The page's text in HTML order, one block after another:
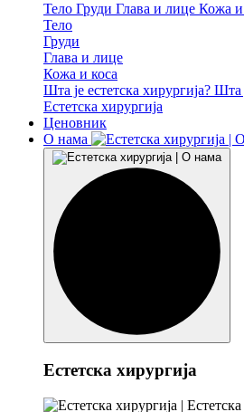
Тело Груди Глава и лице Кожа и
Тело
Груди
Глава и лице
Кожа и коса
Шта је естетска хирургија? Шта
Естетска хирургија
Ценовник
О нама
Естетска хирургија